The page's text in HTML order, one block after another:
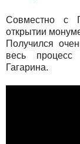
Совместно с
открытии
Получился
весь процесс
Гагарина.